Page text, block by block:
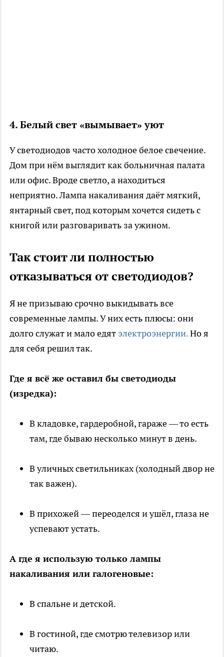
4. Белый свет «вымывает» уют
У светодиодов часто холодное белое свечение.
Дом при нём выглядит как больничная палата
или офис. Вроде светло, а находиться
неприятно. Лампа накаливания даёт мягкий,
янтарный свет, под которым хочется сидеть с
книгой или разговаривать за ужином.
Так стоит ли полностью
отказываться от светодиодов?
Я не призываю срочно выкидывать все
современные лампы. У них есть плюсы: они
долго служат и мало едят электроэнергии.Но я
для себя решил так.
Где я всё же оставил бы светодиоды
(изредка):
В кладовке, гардеробной, гараже — то есть
там, где бываю несколько минут в день.
В уличных светильниках (холодный двор не
так важен).
В прихожей — переоделся и ушёл, глаза не
успевают устать.
А где я использую только лампы
накаливания или галогеновые:
В спальне и детской.
В гостиной, где смотрю телевизор или
читаю.